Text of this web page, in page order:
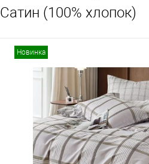
Сатин (100% хлопок)
Новинка